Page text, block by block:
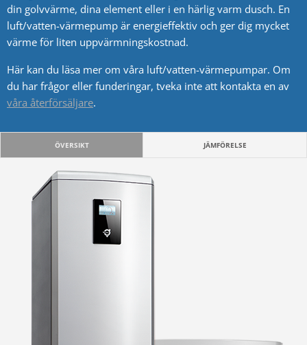
din golvvärme, dina element eller i en härlig varm dusch. En
luft/vatten-värmepump är energieffektiv och ger dig mycket
värme för liten uppvärmningskostnad.
Här kan du läsa mer om våra luft/vatten-värmepumpar. Om
du har frågor eller funderingar, tveka inte att kontakta en av
våra återförsäljare.
ÖVERSIKT JÄMFÖRELSE